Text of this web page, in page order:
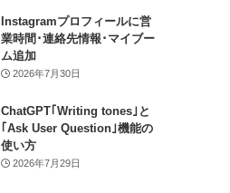
Instagramプロフィールに営
業時間･連絡先情報･マイブー
ム追加
2026年7月30日
ChatGPT｢Writing tones｣と
｢Ask User Question｣機能の
使い方
2026年7月29日